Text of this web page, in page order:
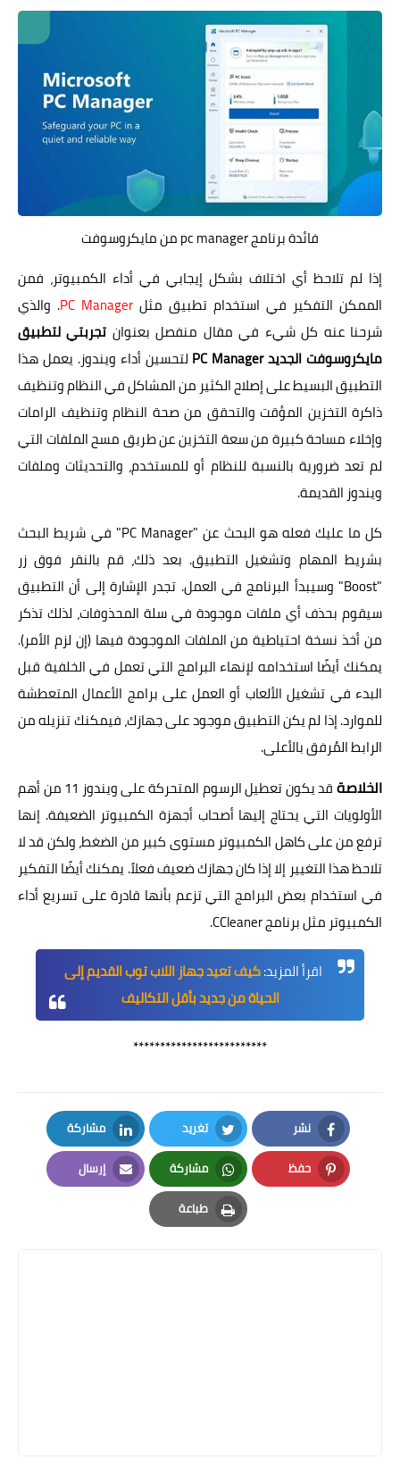
فائدة برنامج pc manager من مايكروسوفت
إذا لم تلاحظ أي اختلاف بشكل إيجابي في أداء الكمبيوتر، فمن
الممكن التفكير في استخدام تطبيق مثل PC Manager. والذي
شرحنا عنه كل شيء في مقال منفصل بعنوان تجربتي لتطبيق
مايكروسوفت الجديد PC Manager
لتحسين أداء ويندوز. يعمل هذا
التطبيق البسيط على إصلاح الكثير من المشاكل في النظام وتنظيف
ذاكرة التخزين المؤقت والتحقق من صحة النظام وتنظيف الرامات
وإخلاء مساحة كبيرة من سعة التخزين عن طريق مسح الملفات التي
لم تعد ضرورية بالنسبة للنظام أو للمستخدم، والتحديثات وملفات
ويندوز القديمة.
كل ما عليك فعله هو البحث عن "PC Manager" في شريط البحث
بشريط المهام وتشغيل التطبيق. بعد ذلك، قم بالنقر فوق زر
"Boost" وسيبدأ البرنامج في العمل. تجدر الإشارة إلى أن التطبيق
سيقوم بحذف أي ملفات موجودة في سلة المحذوفات، لذلك تذكر
من أخذ نسخة احتياطية من الملفات الموجودة فيها (إن لزم الأمر).
يمكنك أيضًا استخدامه لإنهاء البرامج التي تعمل في الخلفية قبل
البدء في تشغيل الألعاب أو العمل على برامج الأعمال المتعطشة
للموارد. إذا لم يكن التطبيق موجود على جهازك، فيمكنك تنزيله من
الرابط المُرفق بالأعلى.
الخلاصة
قد يكون تعطيل الرسوم المتحركة على ويندوز 11 من أهم
الأولويات التي يحتاج إليها أصحاب أجهزة الكمبيوتر الضعيفة. إنها
ترفع من على كاهل الكمبيوتر مستوى كبير من الضغط، ولكن قد لا
تلاحظ هذا التغيير إلا إذا كان جهازك ضعيف فعلاً. يمكنك أيضًا التفكير
في استخدام بعض البرامج التي تزعم بأنها قادرة على تسريع أداء
الكمبيوتر مثل برنامج CCleaner.
اقرأ المزيد:كيف تعيد جهاز اللاب توب القديم إلى
الحياة من جديد بأقل التكاليف
*************************
نشر
Facebook
تغريد
Twitter
مشاركة
LinkedIn
حفظ
Pinterest
مشاركة
Whatsapp
إرسال
Email
طباعة
Print